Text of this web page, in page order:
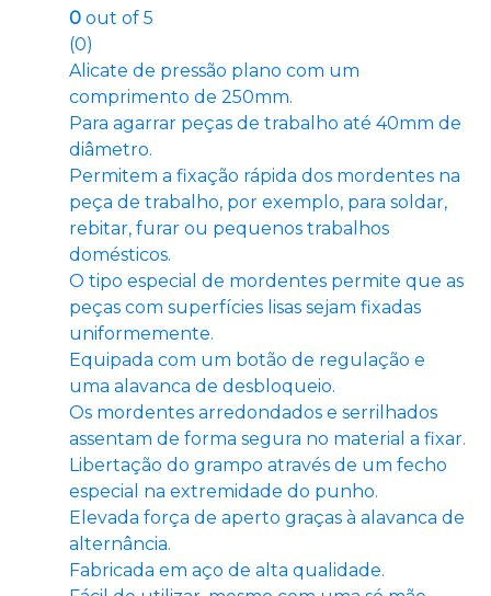
0out of 5
(0)
Alicate de pressão plano com um
comprimento de 250mm.
Para agarrar peças de trabalho até 40mm de
diâmetro.
Permitem a fixação rápida dos mordentes na
peça de trabalho, por exemplo, para soldar,
rebitar, furar ou pequenos trabalhos
domésticos.
O tipo especial de mordentes permite que as
peças com superfícies lisas sejam fixadas
uniformemente.
Equipada com um botão de regulação e
uma alavanca de desbloqueio.
Os mordentes arredondados e serrilhados
assentam de forma segura no material a fixar.
Libertação do grampo através de um fecho
especial na extremidade do punho.
Elevada força de aperto graças à alavanca de
alternância.
Fabricada em aço de alta qualidade.